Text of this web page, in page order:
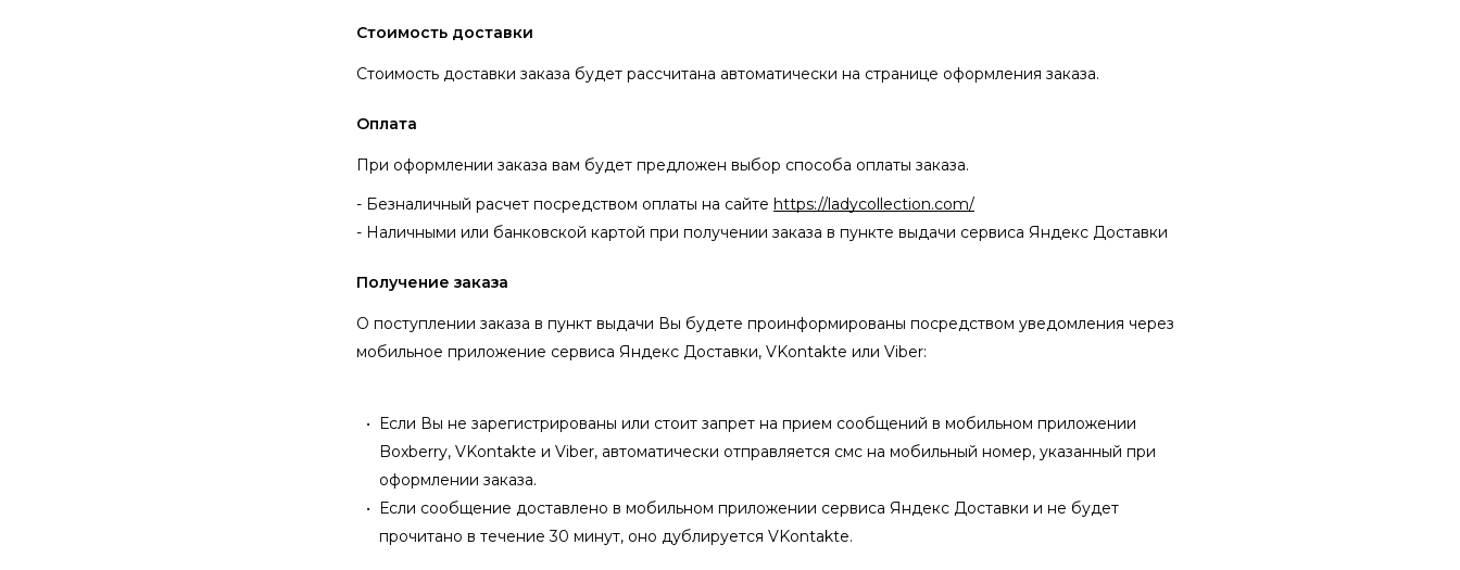
Стоимость доставки
Стоимость доставки заказа будет рассчитана автоматически на странице оформления заказа.
Оплата
При оформлении заказа вам будет предложен выбор способа оплаты заказа.
- Безналичный расчет посредством оплаты на сайте https://ladycollection.com/
- Наличными или банковской картой при получении заказа в пункте выдачи сервиса Яндекс Доставки
Получение заказа
О поступлении заказа в пункт выдачи Вы будете проинформированы посредством уведомления через
мобильное приложение сервиса Яндекс Доставки, VKontakte или Viber:
Если Вы не зарегистрированы или стоит запрет на прием сообщений в мобильном приложении
Boxberry, VKontakte и Viber, автоматически отправляется смс на мобильный номер, указанный при
оформлении заказа.
Если сообщение доставлено в мобильном приложении сервиса Яндекс Доставки и не будет
прочитано в течение 30 минут, оно дублируется VKontakte.